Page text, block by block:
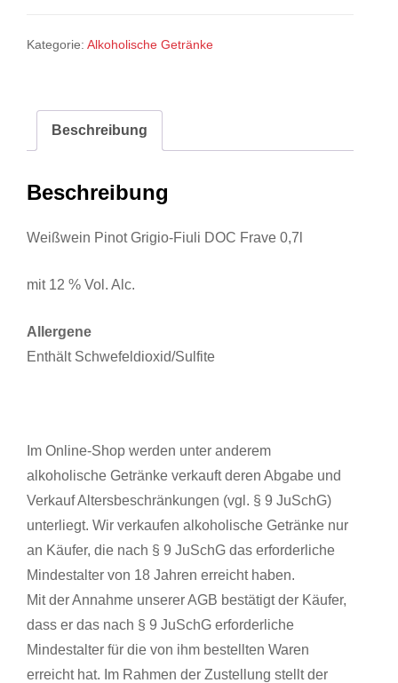
Kategorie: Alkoholische Getränke
Beschreibung
Beschreibung
Weißwein Pinot Grigio-Fiuli DOC Frave 0,7l
mit 12 % Vol. Alc.
Allergene
Enthält Schwefeldioxid/Sulfite
Im Online-Shop werden unter anderem
alkoholische Getränke verkauft deren Abgabe und
Verkauf Altersbeschränkungen (vgl. § 9 JuSchG)
unterliegt. Wir verkaufen alkoholische Getränke nur
an Käufer, die nach § 9 JuSchG das erforderliche
Mindestalter von 18 Jahren erreicht haben.
Mit der Annahme unserer AGB bestätigt der Käufer,
dass er das nach § 9 JuSchG erforderliche
Mindestalter für die von ihm bestellten Waren
erreicht hat. Im Rahmen der Zustellung stellt der